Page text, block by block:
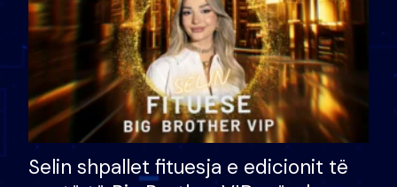
Selin shpallet fituesja e edicionit të